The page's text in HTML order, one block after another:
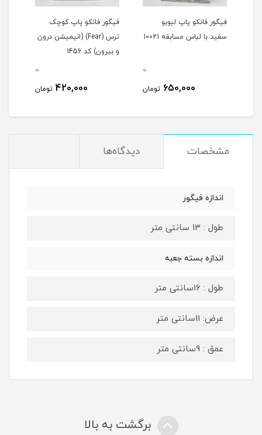
فیگور فانکو پاپ لبوبو
سفید با لباس مسابقه 10021
0
650,000 تومان
فیگور فانکو پاپ کوچک
ترس (Fear) (انیمیشن درون
و بیرون) کد 1456
0
420,000 تومان
مشخصات دیدگاه‌ها
اندازه فیگور
طول : 13 سانتی متر
اندازه بسته جعبه
طول : 16سانتی متر
عرض: 11سانتی متر
عمق : 9سانتی متر
برگشت به بالا